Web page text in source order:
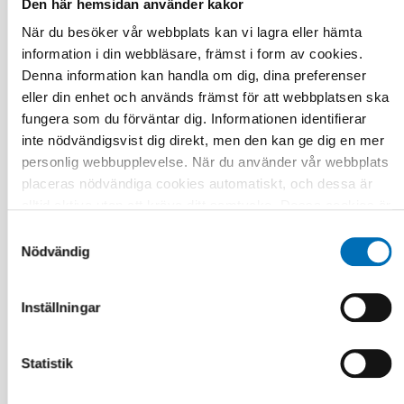
Den här hemsidan använder kakor
När du besöker vår webbplats kan vi lagra eller hämta
information i din webbläsare, främst i form av cookies.
Denna information kan handla om dig, dina preferenser
eller din enhet och används främst för att webbplatsen ska
fungera som du förväntar dig. Informationen identifierar
inte nödvändigsvist dig direkt, men den kan ge dig en mer
personlig webbupplevelse. När du använder vår webbplats
placeras nödvändiga cookies automatiskt, och dessa är
dess funktioner. Vi respekterar din integritet, och du kan
välja vilka ytterligare cookies (statistiska, preferens,
marknadsföring och oklassificerade) du vill acceptera.
Klicka på de olika kategorirubrikerna för att ta reda på mer
blockering av cookies kan påverka din upplevelse av
webbplatsen och de tjänster vi erbjuder. Om du har besökt
Nödvändig
Inställningar
Statistik
Relaterade nyheter